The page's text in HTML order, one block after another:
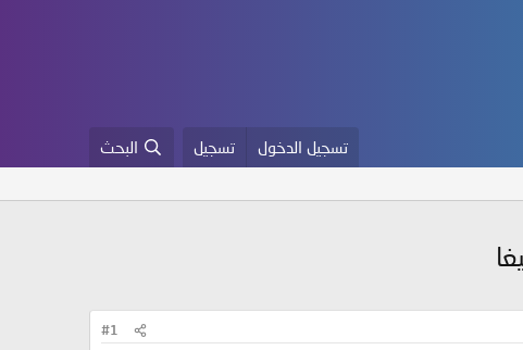
تسجيل الدخول تسجيل البحث
#1